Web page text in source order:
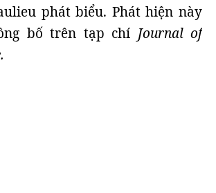
phát biểu. Phát hiện này
bố trên tạp chí Journal of